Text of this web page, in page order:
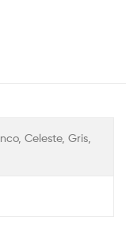
Celeste, Gris,